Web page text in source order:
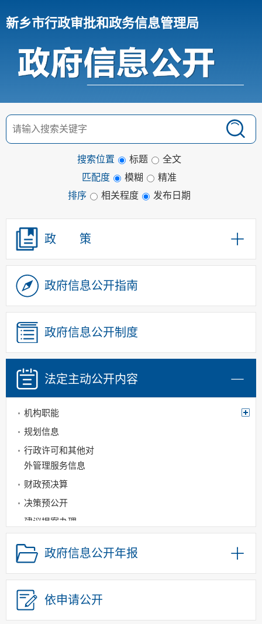
新乡市行政审批和政务信息管理局
搜索位置 标题
全文
匹配度
模糊
精准
排序
相关程度 发布日期
政 策
政府信息公开指南
政府信息公开制度
法定主动公开内容
机构职能
规划信息
行政许可和其他对
外管理服务信息
财政预决算
决策预公开
建议提案办理
其他主动公开信息
政务服务事项清单
政府信息公开年报
依申请公开